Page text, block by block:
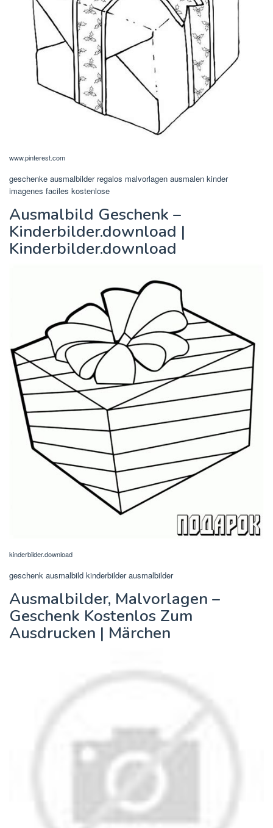
www.pinterest.com
geschenke ausmalbilder regalos malvorlagen ausmalen kinder
imagenes faciles kostenlose
Ausmalbild Geschenk –
Kinderbilder.download |
Kinderbilder.download
kinderbilder.download
geschenk ausmalbild kinderbilder ausmalbilder
Ausmalbilder, Malvorlagen –
Geschenk Kostenlos Zum
Ausdrucken | Märchen